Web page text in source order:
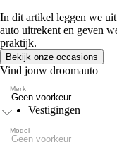
Type
Vestigingen
In dit artikel leggen we
auto uitrekent en geven
praktijk.
Bekijk onze occasions
Vind jouw droomauto
Merk
Model